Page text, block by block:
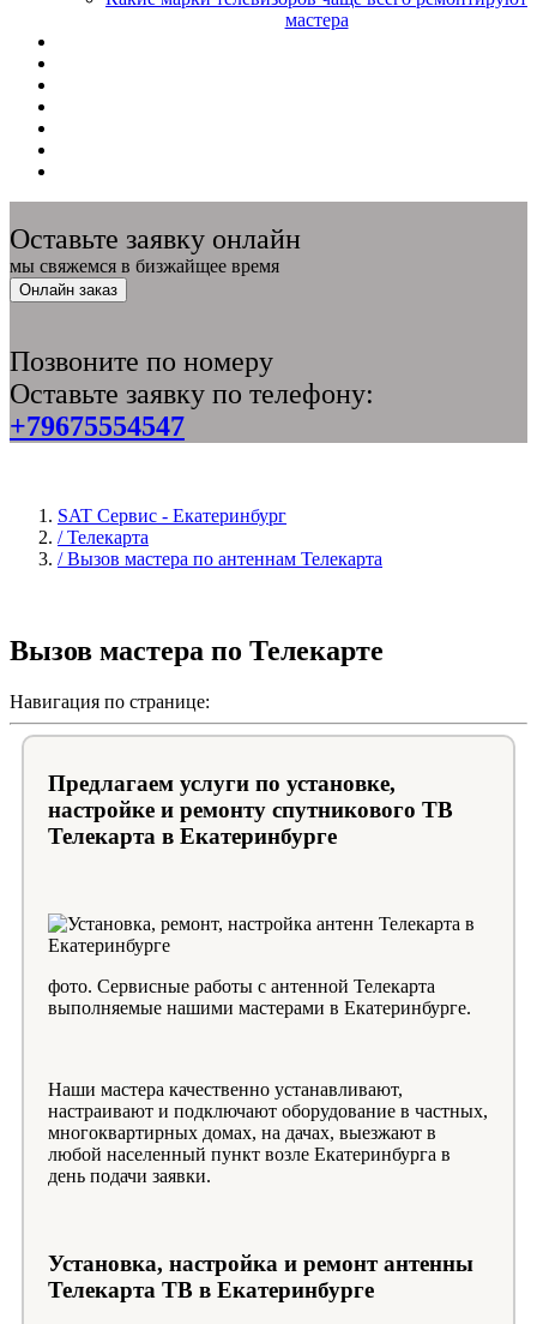
мастера
Оставьте заявку онлайн
мы свяжемся в бизжайщее время
Онлайн заказ
Позвоните по номеру
Оставьте заявку по телефону:
+79675554547
SAT Сервис - Екатеринбург
/ Телекарта
/ Вызов мастера по антеннам Телекарта
Вызов мастера по Телекарте
Навигация по странице:
Предлагаем услуги по установке,
настройке и ремонту спутникового ТВ
Телекарта в Екатеринбурге
фото. Сервисные работы с антенной Телекарта
выполняемые нашими мастерами в Екатеринбурге.
Наши мастера качественно устанавливают,
настраивают и подключают оборудование в частных,
многоквартирных домах, на дачах, выезжают в
любой населенный пункт возле Екатеринбурга в
день подачи заявки.
Установка, настройка и ремонт антенны
Телекарта ТВ в Екатеринбурге